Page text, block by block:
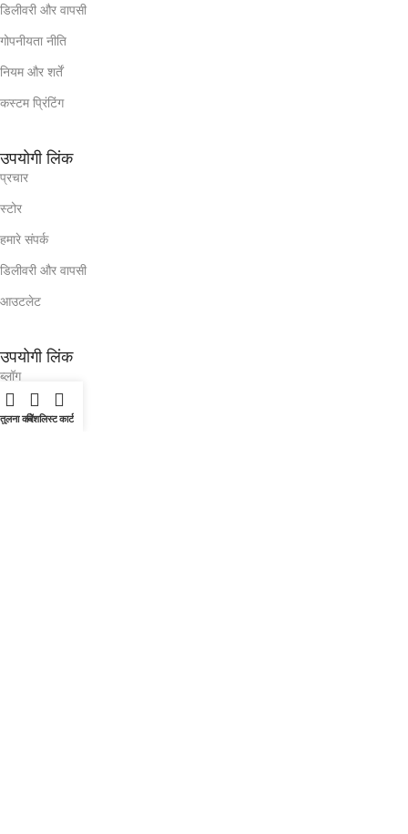
डिलीवरी और वापसी
गोपनीयता नीति
नियम और शर्तें
कस्टम प्रिंटिंग
उपयोगी लिंक
प्रचार
स्टोर
हमारे संपर्क
डिलीवरी और वापसी
आउटलेट
उपयोगी लिंक
ब्लॉग
हमारे संपर्क
तुलना करेंविशलिस्टकार्ट